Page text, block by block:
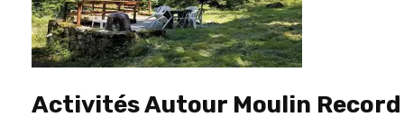
Activités Autour Moulin Record